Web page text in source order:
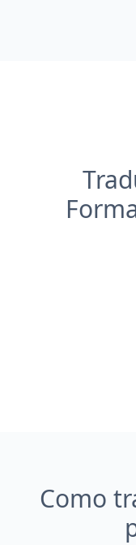
Como